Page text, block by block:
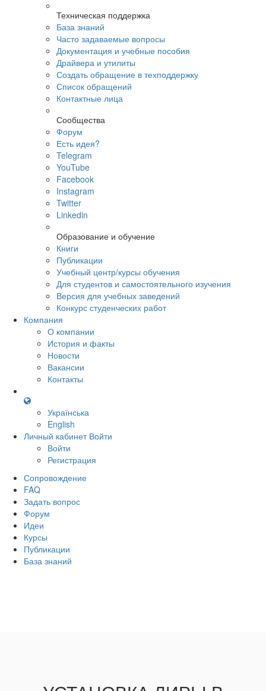
Техническая поддержка
База знаний
Часто задаваемые вопросы
Документация и учебные пособия
Драйвера и утилиты
Создать обращение в техподдержку
Список обращений
Контактные лица
Сообщества
Форум
Есть идея?
Telegram
YouTube
Facebook
Instagram
Twitter
Linkedin
Образование и обучение
Книги
Публикации
Учебный центр/курсы обучения
Для студентов и самостоятельного изучения
Версия для учебных заведений
Конкурс студенческих работ
Компания
О компании
История и факты
Новости
Вакансии
Контакты
Українська
English
Личный кабинет Войти
Войти
Регистрация
Сопровождение
FAQ
Задать вопрос
Форум
Идеи
Курсы
Публикации
База знаний